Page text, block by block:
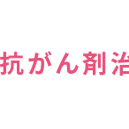
ん剤治